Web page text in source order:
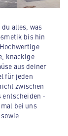
alles, was
bis hin
knackige
aus deiner
für jeden
zwischen
-
bei uns